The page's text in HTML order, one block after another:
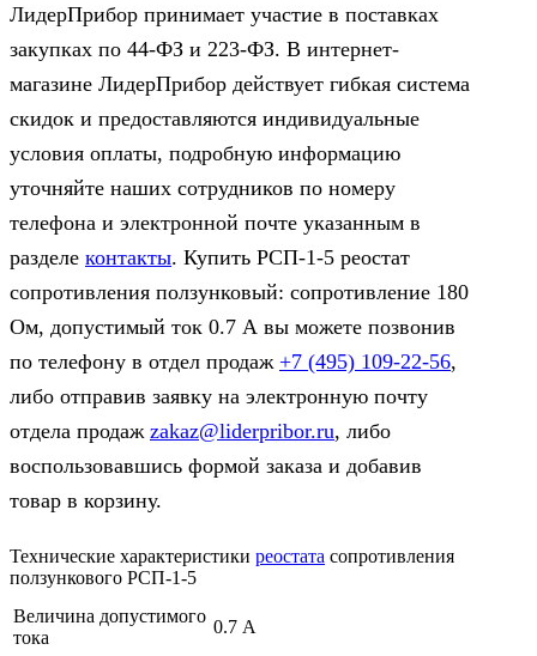
ЛидерПрибор принимает участие в поставках
закупках по 44‑ФЗ и 223‑ФЗ. В интернет-
магазине ЛидерПрибор действует гибкая система
скидок и предоставляются индивидуальные
условия оплаты, подробную информацию
уточняйте наших сотрудников по номеру
телефона и электронной почте указанным в
разделе контакты. Купить РСП-1-5 реостат
сопротивления ползунковый: сопротивление 180
Ом, допустимый ток 0.7 А вы можете позвонив
по телефону в отдел продаж +7 (495) 109-22-56,
либо отправив заявку на электронную почту
отдела продаж zakaz@liderpribor.ru, либо
воспользовавшись формой заказа и добавив
товар в корзину.
Технические характеристики реостата сопротивления
ползункового РСП-1-5
Величина допустимого
тока
0.7 А